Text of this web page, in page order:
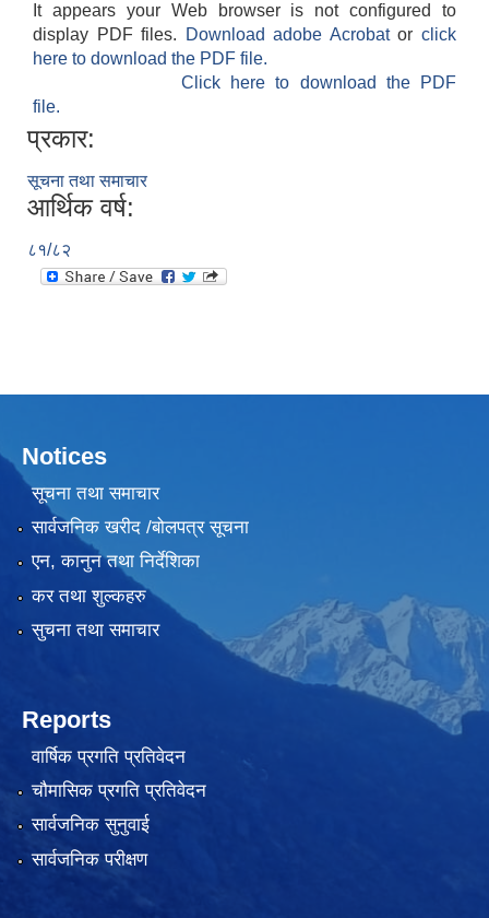
It appears your Web browser is not configured to
display PDF files.
Download adobe Acrobatorclick
here to download the PDF file.
Click here to download the PDF
file.
प्रकार:
सूचना तथा समाचार
आर्थिक वर्ष:
८१/८२
Notices
सूचना तथा समाचार
सार्वजनिक खरीद /बोलपत्र सूचना
एन, कानुन तथा निर्देशिका
कर तथा शुल्कहरु
सुचना तथा समाचार
Reports
वार्षिक प्रगति प्रतिवेदन
चौमासिक प्रगति प्रतिवेदन
सार्वजनिक सुनुवाई
सार्वजनिक परीक्षण